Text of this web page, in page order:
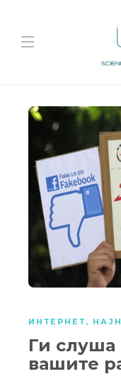
ИНТЕРНЕТ,
Ги слуша
вашите